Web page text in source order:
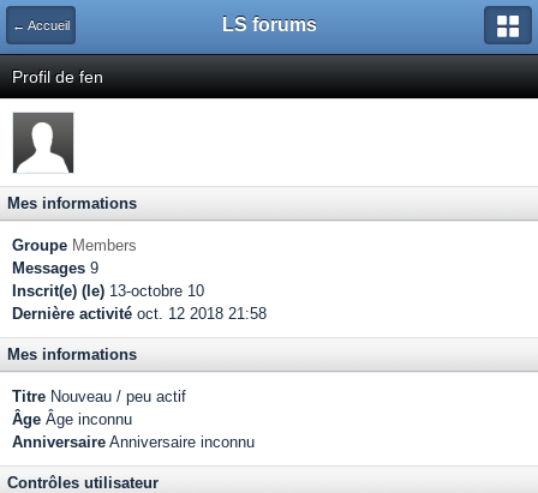
← Accueil LS forums
Profil de fen
Mes informations
Groupe Members
Messages 9
Inscrit(e) (le) 13-octobre 10
Dernière activité oct. 12 2018 21:58
Mes informations
Titre Nouveau / peu actif
Âge Âge inconnu
Anniversaire Anniversaire inconnu
Contrôles utilisateur